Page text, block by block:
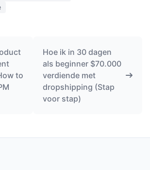
to
Hoe ik in 30 dagen
als beginner $70.000
verdiende met
dropshipping (Stap
voor stap)